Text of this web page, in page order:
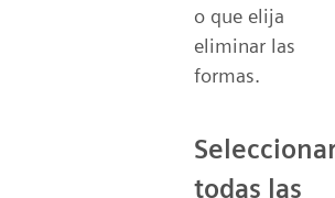
o que elija
eliminar las
formas.
todas las